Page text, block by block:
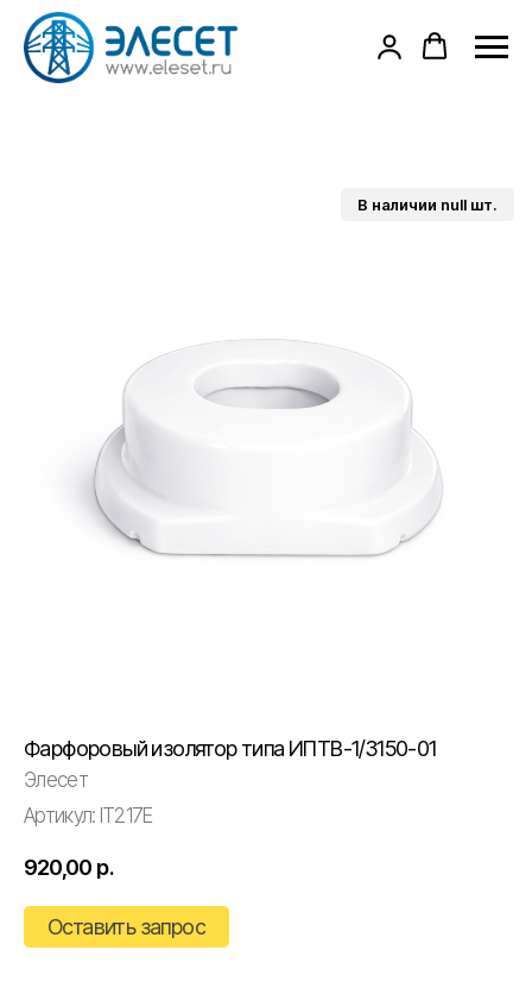
Фарфоровый изолятор типа ИПТВ-1/3150-01
Элесет
Артикул: IT217E
920,00 р.
Оставить запрос